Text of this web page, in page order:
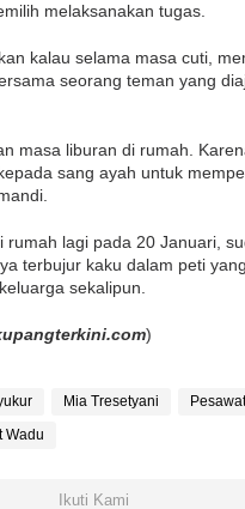
melaksanakan tugas.
kalau selama masa cuti,
seorang teman yang
masa liburan di rumah.
sang ayah untuk
rumah lagi pada 20 Januari,
terbujur kaku dalam peti
sekalipun.
)
Mia Tresetyani
Wadu
Ikuti Kami